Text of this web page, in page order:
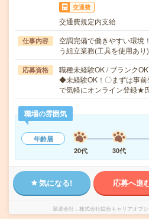
交通費
交通費規定内支給
仕事内容
空調完備で働きやすい環境
う組立業務(工具を使用あ
応募資格
職種未経験OK / ブランク
◆未経験OK！〇まずは事
で気軽にオンライン登録★
職場の雰囲気
年齢層
20代
30代
気になる! 応募へ進
派遣会社 株式会社綜合キャリアオプ